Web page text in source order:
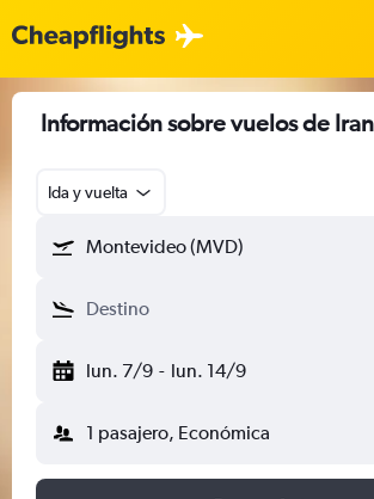
Información sobre vuelos de
Ida y vuelta
Montevideo (MVD)
Destino
lun. 7/9 - lun. 14/9
1 pasajero, Económica